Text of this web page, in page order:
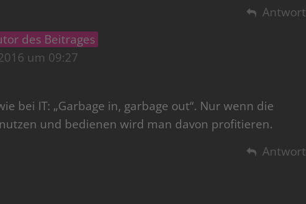
Antwort
des Beitrages
um 09:27
bei IT: „Garbage in, garbage out“. Nur wenn die
und bedienen wird man davon profitieren.
Antwort